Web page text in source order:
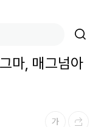
마, 매그넘아